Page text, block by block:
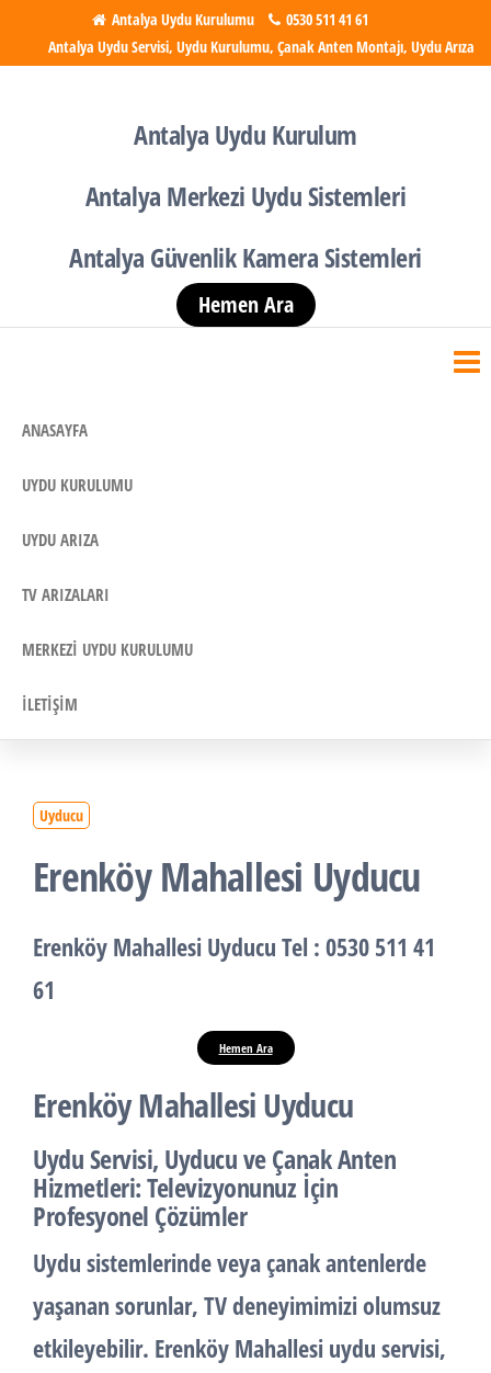
atla
Antalya Uydu Kurulumu
0530 511 41 61
Antalya Uydu Servisi, Uydu Kurulumu, Çanak Anten Montajı, Uydu Arıza
Antalya Uydu Kurulum
Antalya Merkezi Uydu Sistemleri
Antalya Güvenlik Kamera Sistemleri
Hemen Ara
ANASAYFA
UYDU KURULUMU
UYDU ARIZA
TV ARIZALARI
MERKEZI UYDU KURULUMU
İLETIŞIM
Uyducu
Erenköy Mahallesi Uyducu
Erenköy Mahallesi Uyducu Tel : 0530 511 41
61
Hemen Ara
Erenköy Mahallesi Uyducu
Uydu Servisi, Uyducu ve Çanak Anten
Hizmetleri: Televizyonunuz İçin
Profesyonel Çözümler
Uydu sistemlerinde veya çanak antenlerde
yaşanan sorunlar, TV deneyimimizi olumsuz
etkileyebilir. Erenköy Mahallesi uydu servisi,